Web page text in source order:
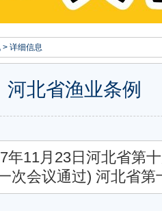
> 详细信息
河北省渔业条例
年11月23日河北省第
次会议通过) 河北省第